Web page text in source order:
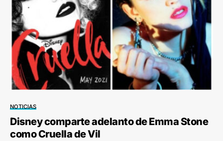
NOTICIAS
Disney comparte adelanto de Emma Stone
como Cruella de Vil